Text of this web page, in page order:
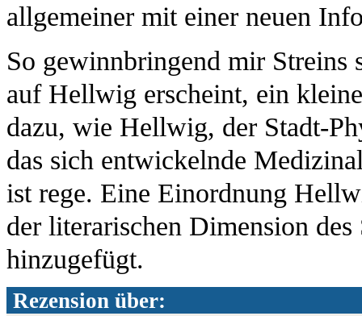
allgemeiner mit einer neuen
So gewinnbringend mir Streins
auf Hellwig erscheint, ein
dazu, wie Hellwig, der Stadt-
das sich entwickelnde
ist rege. Eine Einordnung
der literarischen Dimension
hinzugefügt.
Rezension über: